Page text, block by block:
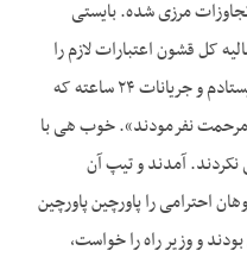
مرزی شده. بایستی
کل قشون اعتبارات لازم را
بده و این کارها باید انجام بشود». بعد مرخص کردند. بعد من آمدم بیرون، دیدیم که مرحوم رزم‌آرا با حاج اسماعیل اردلان آمدند. خب من پهلوی رزم‌آرا ایستادم و جریانات ۲۴ ساعته که
مرحمت نفرمودند». خوب هی با
نکردند. آمدند و تیپ آن
فردا ما حرکت می‌کنیم به خرم‌آباد». بعد رزم‌آرا گفت: «ساعت ۴ صبح شما یک گروهان احترامی را پاورچین پاورچین
ساعت ۵ شاه از عمارت آمد بیرون و ملتزمین بودند و وزیر راه را خواست،